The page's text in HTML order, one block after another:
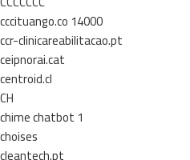
cccituango.co 14000
ccr-clinicareabilitacao.pt
ceipnorai.cat
centroid.cl
CH
chime chatbot 1
choises